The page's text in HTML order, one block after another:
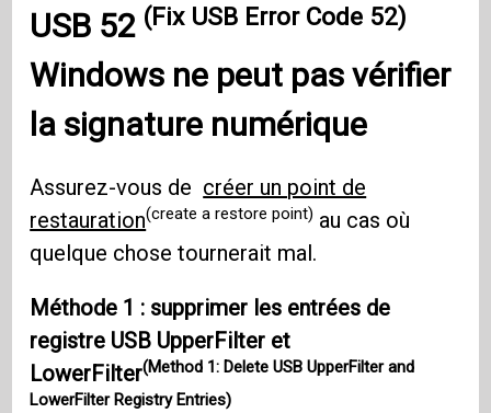
USB 52 (Fix USB Error Code 52)
Windows ne peut pas vérifier
la signature numérique
Assurez-vous de créer un point de
restauration(create a restore point) au cas où
quelque chose tournerait mal.
Méthode 1 : supprimer les entrées de
registre USB UpperFilter et
LowerFilter(Method 1: Delete USB UpperFilter and
LowerFilter Registry Entries)